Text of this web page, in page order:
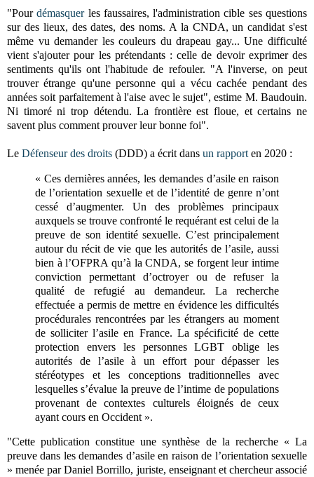
"Pourdémasquerles faussaires, l'administration cible ses questions
sur des lieux, des dates, des noms. A la CNDA, un candidat s'est
même vu demander les couleurs du drapeau gay...Une difficulté
vient s'ajouter pour les prétendants : celle de devoir exprimer des
sentiments qu'ils ont l'habitude de refouler. "A l'inverse, on peut
trouver étrange qu'une personne qui a vécu cachée pendant des
années soit parfaitement à l'aise avec le sujet", estime M. Baudouin.
Ni timoré ni trop détendu. La frontière est floue, et certains ne
savent plus comment prouver leur bonne foi".
Le Défenseur des droits (DDD) a écrit dans un rapport en 2020 :
« Ces dernières années, les demandes d’asile en raison
de l’orientation sexuelle et de l’identité de genre n’ont
cessé d’augmenter. Un des problèmes principaux
auxquels se trouve confronté le requérant est celui de la
preuve de son identité sexuelle. C’est principalement
autour du récit de vie que les autorités de l’asile, aussi
bien à l’OFPRA qu’à la CNDA, se forgent leur intime
conviction permettant d’octroyer ou de refuser la
qualité de refugié au demandeur. La recherche
effectuée a permis de mettre en évidence les difficultés
procédurales rencontrées par les étrangers au moment
de solliciter l’asile en France. La spécificité de cette
protection envers les personnes LGBT oblige les
autorités de l’asile à un effort pour dépasser les
stéréotypes et les conceptions traditionnelles avec
lesquelles s’évalue la preuve de l’intime de populations
provenant de contextes culturels éloignés de ceux
ayant cours en Occident ».
"Cette publication constitue une synthèse de la recherche « La
preuve dans les demandes d’asile en raison de l’orientation sexuelle
» menée par Daniel Borrillo, juriste, enseignant et chercheur associé